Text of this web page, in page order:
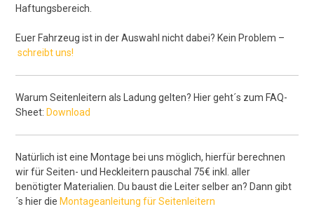
Haftungsbereich.
Euer Fahrzeug ist in der Auswahl nicht dabei? Kein Problem –
schreibt uns!
Warum Seitenleitern als Ladung gelten? Hier geht´s zum FAQ-
Sheet: Download
Natürlich ist eine Montage bei uns möglich, hierfür berechnen
wir für Seiten- und Heckleitern pauschal 75€ inkl. aller
benötigter Materialien. Du baust die Leiter selber an? Dann gibt
´s hier die Montageanleitung für Seitenleitern